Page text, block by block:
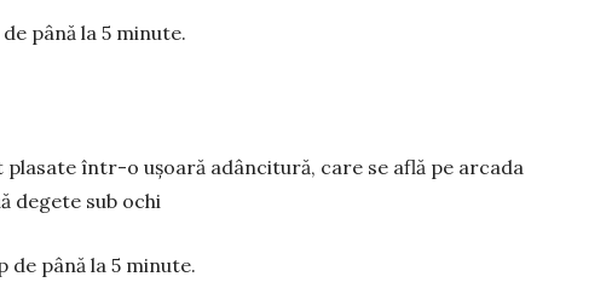
până la 5 minute.
într-o ușoară adâncitură, care se află pe arcada
degete sub ochi
de până la 5 minute.